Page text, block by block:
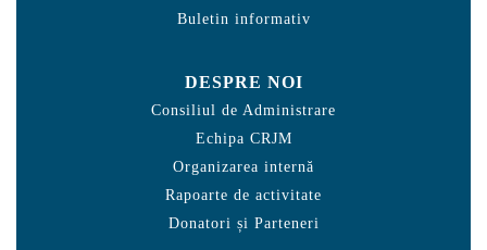
Buletin informativ
DESPRE NOI
Consiliul de Administrare
Echipa CRJM
Organizarea internă
Rapoarte de activitate
Donatori și Parteneri